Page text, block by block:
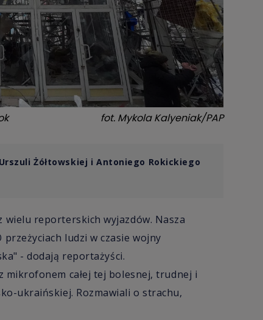
fot. Mykola Kalyeniak/PAP
Żółtowskiej i Antoniego Rokickiego
wielu reporterskich wyjazdów. Nasza
przeżyciach ludzi w czasie wojny
- dodają reportażyści.
mikrofonem całej tej bolesnej, trudnej i
ukraińskiej. Rozmawiali o strachu,